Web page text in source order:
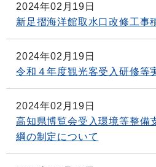
2024年02月19日
新足摺海洋館取水口改修工事
2024年02月19日
令和４年度観光客受入研修等
2024年02月19日
高知県博覧会受入環境等整備
綱の制定について